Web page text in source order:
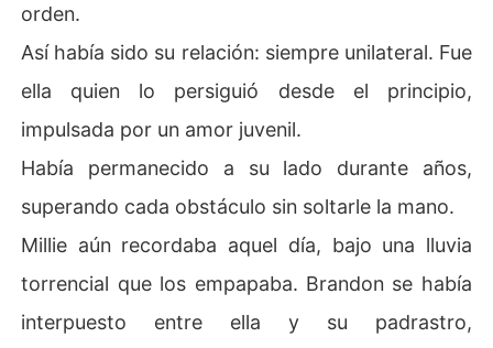
orden.
Así había sido su relación: siempre unilateral. Fue
ella quien lo persiguió desde el principio,
impulsada por un amor juvenil.
Había permanecido a su lado durante años,
superando cada obstáculo sin soltarle la mano.
Millie aún recordaba aquel día, bajo una lluvia
torrencial que los empapaba. Brandon se había
interpuesto entre ella y su padrastro,